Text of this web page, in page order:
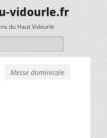
vidourle.fr
du Haut Vidourle
Messe dominicale